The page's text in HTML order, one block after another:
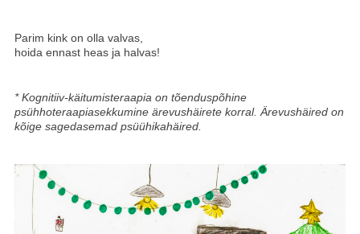
Parim kink on olla valvas,
hoida ennast heas ja halvas!
* Kognitiiv-käitumisteraapia on tõenduspõhine
psühhoteraapiasekkumine ärevushäirete korral. Ärevushäired on
kõige sagedasemad psüühikahäired.